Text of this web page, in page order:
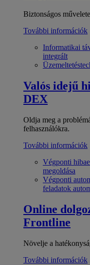
Biztonságos
További információk
Informatikai
integrált
Valós idejű
DEX
Oldja meg a
felhasználókra.
További információk
Végponti
megoldása
Végponti
feladatok
Online
Frontline
Növelje a
További információk